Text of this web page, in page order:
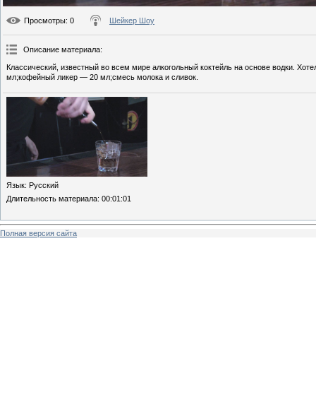
Просмотры: 0 Шейкер Шоу
Описание материала:
Классический, известный во всем мире алкогольный коктейль на основе водки.
мл;кофейный ликер — 20 мл;смесь молока и сливок.
Язык: Русский
Длительность материала: 00:01:01
Полная версия сайта